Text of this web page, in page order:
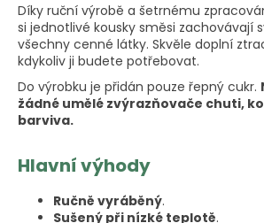
Díky ruční výrobě a šetrnému
si jednotlivé kousky směsi zachovávají
všechny cenné látky. Skvěle doplní
kdykoliv ji budete potřebovat.
Do výrobku je přidán pouze řepný cukr.
žádné umělé zvýrazňovače chuti,
barviva.
Hlavní výhody
Ručně vyráběný.
Sušený při nízké teplotě.